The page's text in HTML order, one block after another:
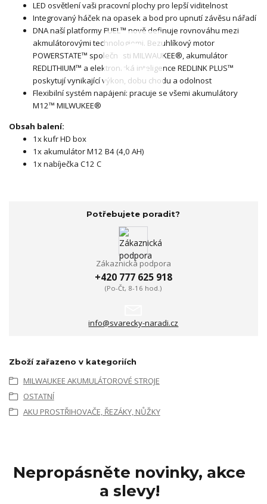
LED osvětlení vaši pracovní plochy pro lepší viditelnost
Integrovaný háček na opasek a bod pro upnutí závěsu nářadí
DNA naší platformy FUEL™ nově definuje rovnováhu mezi
akmulátorovými technologiemi. Bezuhlíkový motor
POWERSTATE™ společnosti MILWAUKEE®, akumulátor
REDLITHIUM™ a elektronická inteligence REDLINK PLUS™
poskytují vynikající výkon, dobu chodu a odolnost
Flexibilní systém napájení: pracuje se všemi akumulátory
M12™ MILWUKEE®
Obsah balení:
1x kufr HD box
1x akumulátor M12 B4 (4,0 AH)
1x nabíječka C12 C
Potřebujete poradit?
Zákaznická podpora
+420 777 625 918
(Po-Čt, 8-16 hod.)
info@svarecky-naradi.cz
Zboží zařazeno v kategoriích
MILWAUKEE AKUMULÁTOROVÉ STROJE
OSTATNÍ
AKU PROSTŘIHOVAČE, ŘEZÁKY, NŮŽKY
Nepropásněte novinky, akce
a slevy!